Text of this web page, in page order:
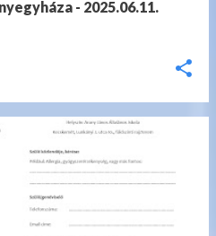
- 2025.06.11.